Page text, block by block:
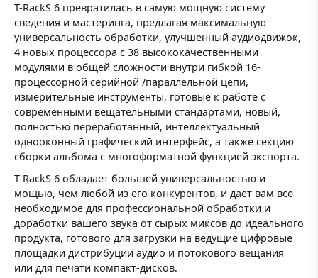
T-RackS 6 превратилась в самую мощную систему
сведения и мастеринга, предлагая максимальную
универсальность обработки, улучшенный аудиодвижок,
4 новых процессора с 38 высококачественными
модулями в общей сложности внутри гибкой 16-
процессорной серийной /параллельной цепи,
измерительные инструменты, готовые к работе с
современными вещательными стандартами, новый,
полностью переработанный, интеллектуальный
однооконный графический интерфейс, а также секцию
сборки альбома с многоформатной функцией экспорта.
T-RackS 6 обладает большей универсальностью и
мощью, чем любой из его конкурентов, и дает вам все
необходимое для профессиональной обработки и
доработки вашего звука от сырых миксов до идеального
продукта, готового для загрузки на ведущие цифровые
площадки дистрибуции аудио и потокового вещания
или для печати компакт-дисков.